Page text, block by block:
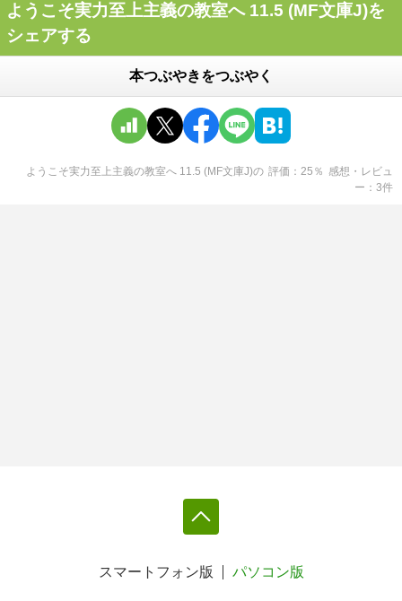
ようこそ実力至上主義の教室へ 11.5 (MF文庫J)を
シェアする
本つぶやきをつぶやく
ようこそ実力至上主義の教室へ 11.5 (MF文庫J)の 評価 25 ％ 感想・レビュ
ー
3件
スマートフォン版 パソコン版